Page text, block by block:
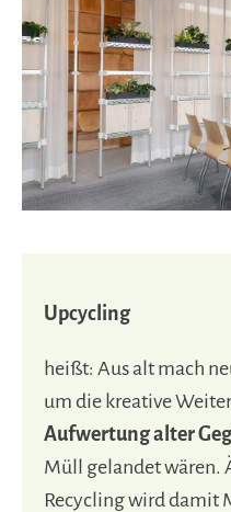
Upcycling
heißt: Aus alt mach
um die kreative
Aufwertung alter
Müll gelandet wären.
Recycling wird damit